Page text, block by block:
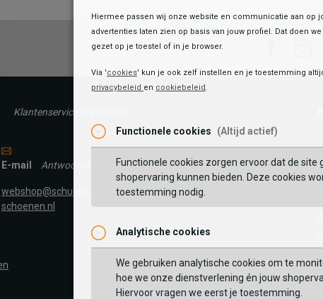
Klantenservice is gesloten
E-mail Antwoord binnen 24 uur
webshop@schuurman-
schoenen.nl
Hiermee passen wij onze website en communicatie aan op
advertenties laten zien op basis van jouw profiel. Dat doen
gezet op je toestel of in je browser.
Via 'cookies' kun je ook zelf instellen en je toestemming
privacybeleid en cookiebeleid.
Functionele cookies (Altijd actief)
Functionele cookies zorgen ervoor dat de site
shopervaring kunnen bieden. Deze cookies
toestemming nodig.
Analytische cookies
We gebruiken analytische cookies om te
hoe we onze dienstverlening én jouw
Hiervoor vragen we eerst je toestemming.